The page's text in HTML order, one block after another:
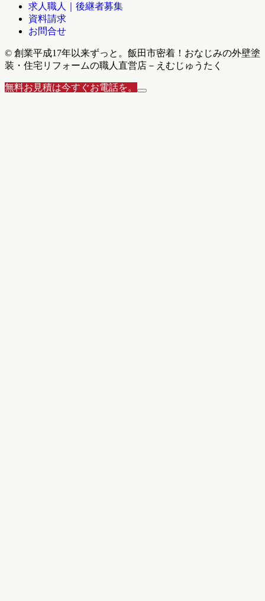
求人職人｜後継者募集
資料請求
お問合せ
© 創業平成17年以来ずっと。飯田市密着！おなじみの外壁塗
装・住宅リフォームの職人直営店－えむじゅうたく
無料お見積は今すぐお電話を。